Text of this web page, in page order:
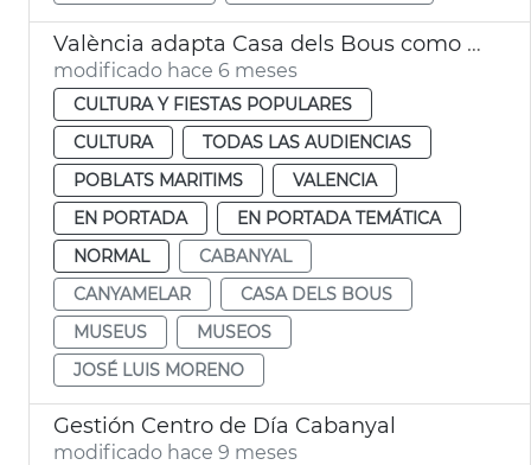
València adapta Casa dels Bous como futuro Museo del Mar
modificado hace 6 meses
CULTURA Y FIESTAS POPULARES
CULTURA
TODAS LAS AUDIENCIAS
POBLATS MARITIMS
VALENCIA
EN PORTADA
EN PORTADA TEMÁTICA
NORMAL
CABANYAL
CANYAMELAR
CASA DELS BOUS
MUSEUS
MUSEOS
JOSÉ LUIS MORENO
Gestión Centro de Día Cabanyal
modificado hace 9 meses